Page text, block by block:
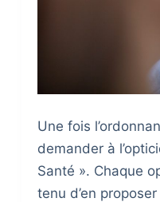
Une fois
demander à
Santé ». Chaque
tenu d’en